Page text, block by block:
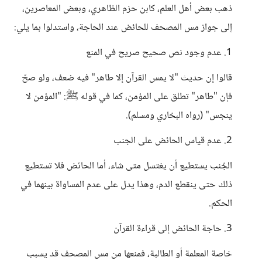
ذهب بعض أهل العلم، كابن حزم الظاهري، وبعض المعاصرين،
إلى جواز مس المصحف للحائض عند الحاجة، واستدلوا بما يلي:
1. عدم وجود نص صحيح صريح في المنع
قالوا إن حديث "لا يمس القرآن إلا طاهر" فيه ضعف، ولو صحّ
فإن "طاهر" تطلق على المؤمن، كما في قوله ﷺ: "المؤمن لا
ينجس" (رواه البخاري ومسلم).
2. عدم قياس الحائض على الجنب
الجُنب يستطيع أن يغتسل متى شاء، أما الحائض فلا تستطيع
ذلك حتى ينقطع الدم، وهذا يدل على عدم المساواة بينهما في
الحكم.
3. حاجة الحائض إلى قراءة القرآن
خاصة المعلمة أو الطالبة، فمنعها من مس المصحف قد يسبب